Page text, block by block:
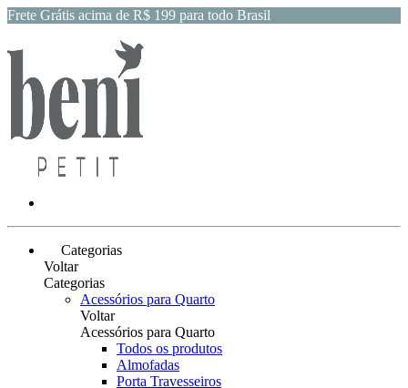
Frete Grátis acima de R$ 199 para todo Brasil
Categorias
Voltar
Categorias
Acessórios para Quarto
Voltar
Acessórios para Quarto
Todos os produtos
Almofadas
Porta Travesseiros